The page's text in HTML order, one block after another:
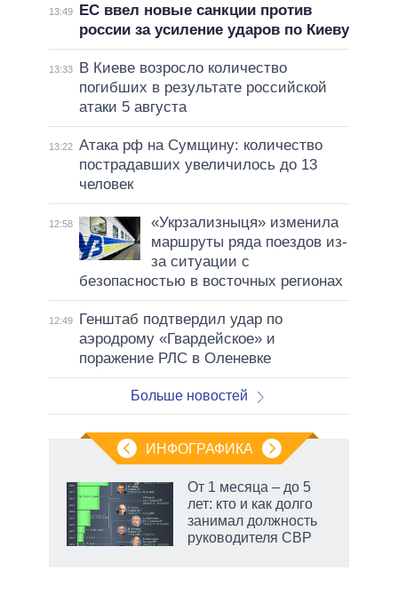
13:49
ЕС ввел новые санкции против
россии за усиление ударов по Киеву
13:33
В Киеве возросло количество
погибших в результате российской
атаки 5 августа
13:22 Атака рф на Сумщину: количество
пострадавших увеличилось до 13
человек
12:58
«Укрзализныця» изменила
маршруты ряда поездов из-
за ситуации с
безопасностью в восточных регионах
12:49
Генштаб подтвердил удар по
аэродрому «Гвардейское» и
поражение РЛС в Оленевке
Больше новостей
ИНФОГРАФИКА
От 1 месяца – до 5
лет: кто и как долго
занимал должность
руководителя СВР